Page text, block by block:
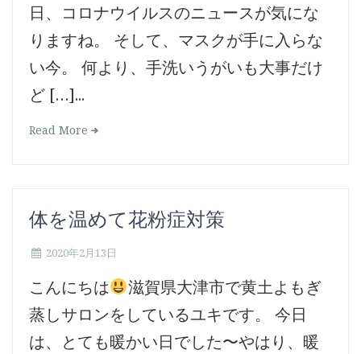
日、コロナウイルスのニュースが気にな
りますね。 そして、マスクが手に入らな
い今。 何より、手洗いうがいも大事だけ
ど […]...
Read More
体を温めて花粉症対策
2020年2月13日
こんにちは
滋賀県大津市で黄土よもぎ
蒸しサロンをしているユキです。 今日
は、とても暖かい日でした〜やはり、暖